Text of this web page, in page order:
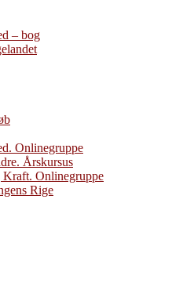
– bog
Onlinegruppe
Årskursus
Onlinegruppe
Rige